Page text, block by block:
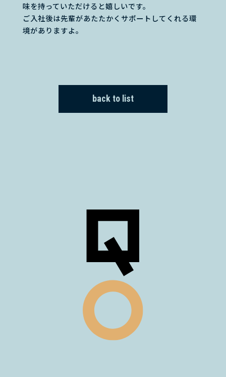
味を持っていただけると嬉しいです。
ご入社後は先輩があたたかくサポートしてくれる環
境がありますよ。
back to list